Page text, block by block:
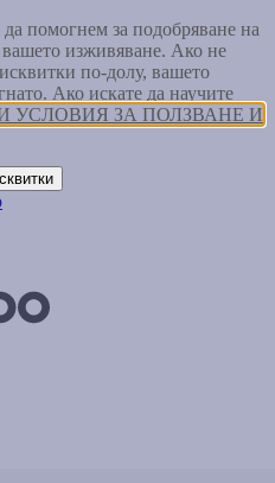
помогнем за подобряване на
изживяване. Ако не
по-долу, вашето
Ако искате да научите
УСЛОВИЯ ЗА ПОЛЗВАНЕ И